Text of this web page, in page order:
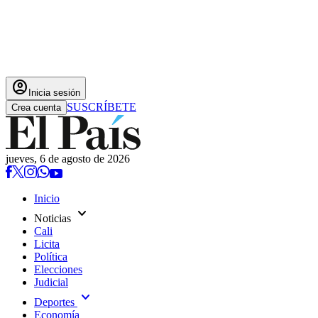
account_circle Inicia sesión
Crea cuenta SUSCRÍBETE
jueves, 6 de agosto de 2026
Inicio
Noticias expand_more
Cali
Licita
Política
Elecciones
Judicial
Deportes expand_more
Economía